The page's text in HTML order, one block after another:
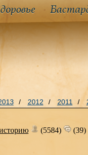
/ 2012 / 2011 /
(5584)
(39)